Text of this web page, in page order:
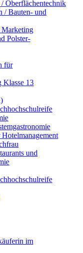
Oberflächentechnik
/ Bauten- und
Marketing
Polster-
für
Klasse 13
und
im